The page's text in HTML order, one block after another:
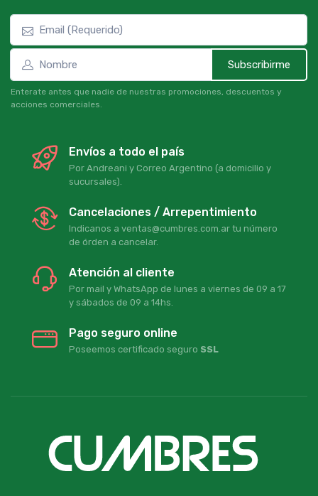
Subscribirme
Enterate antes que nadie de nuestras promociones, descuentos y
acciones comerciales.
Envíos a todo el país
Por Andreani y Correo Argentino (a domicilio y
sucursales).
Cancelaciones / Arrepentimiento
Indicanos a ventas@cumbres.com.ar tu número
de órden a cancelar.
Atención al cliente
Por mail y WhatsApp de lunes a viernes de 09 a 17
y sábados de 09 a 14hs.
Pago seguro online
Poseemos certificado seguro SSL